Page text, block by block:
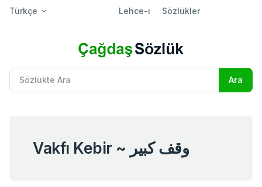
Türkçe Lehce-i Sözlükler
Vakfı Kebir ~ وقف كبير